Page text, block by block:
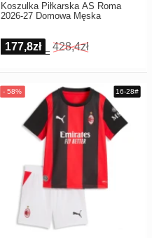
Koszulka Piłkarska AS Roma
2026-27 Domowa Męska
177,8zł 428,4zł